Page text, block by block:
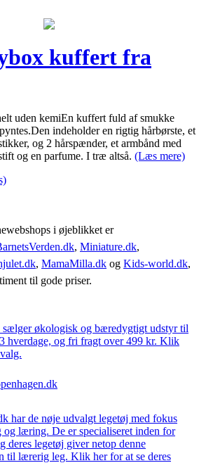
kuffert fra
uden kemiEn kuffert fuld af smukke
indeholder en rigtig hårbørste, et
og 2 hårspænder, et armbånd med
og en parfume. I træ altså. (Læs mere)
i øjeblikket er
, Miniature.dk,
, MamaMilla.dk og Kids-world.dk,
til gode priser.
sælger økologisk og bæredygtigt udstyr til
hverdage, og fri fragt over 499 kr. Klik
har de nøje udvalgt legetøj med fokus
læring. De er specialiseret inden for
deres legetøj giver netop denne
til lærerig leg. Klik her for at se deres